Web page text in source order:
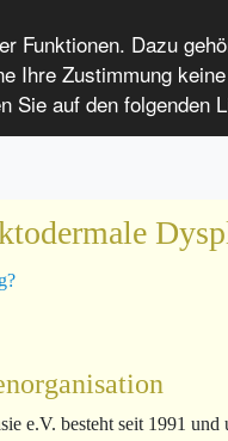
Funktionen. Dazu
Ihre Zustimmung
Sie auf den folgenden
mit seltenen
uns Anmelden
e.V. besteht seit 1991